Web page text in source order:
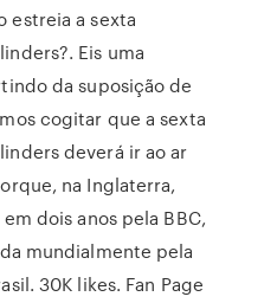
estreia a sexta
Eis uma
da suposição de
cogitar que a sexta
deverá ir ao ar
na Inglaterra,
dois anos pela BBC,
mundialmente pela
30K likes. Fan Page